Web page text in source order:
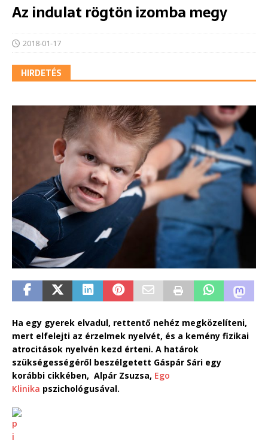
Az indulat rögtön izomba megy
2018-01-17
HIRDETÉS
Ha egy gyerek elvadul, rettentő nehéz megközelíteni,
mert elfelejti az érzelmek nyelvét, és a kemény fizikai
atrocitások nyelvén kezd érteni. A határok
szükségességéről beszélgetett Gáspár Sári egy
korábbi cikkében, Alpár Zsuzsa, Ego
Klinika pszichológusával.